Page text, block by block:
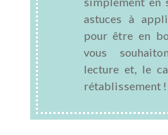
astuces à
pour être en
vous
lecture et, le
rétablissement !